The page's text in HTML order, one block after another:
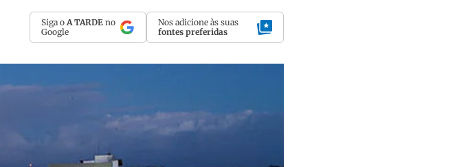
Siga o A TARDE no
Google
Nos adicione às suas
fontes preferidas